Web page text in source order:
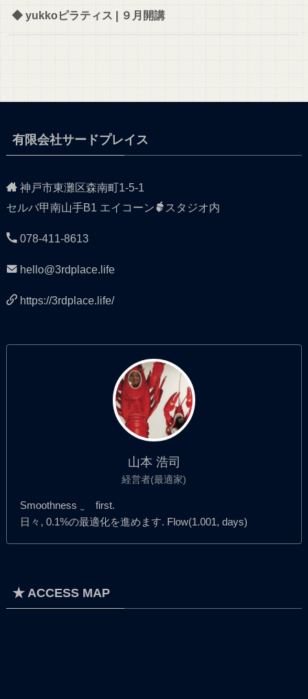
◆ yukkoピラティス | ９月開講
有限会社サードプレイス
神戸市東灘区森南町1-5-1
セルバ甲南山手B1 エイコーン
スタジオ内
078-411-8613
hello@3rdplace.life
https://3rdplace.life/
山本 浩司
経営者(最適家)
Smoothness ‿ first.
日々, 0.1%の最適化を進めます. Flow(1.001, days)
★ ACCESS MAP